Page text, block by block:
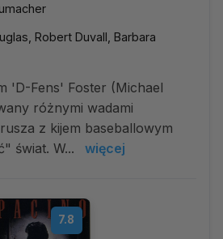
Robert Duvall, Barbara
'D-Fens' Foster (Michael
różnymi wadami
z kijem baseballowym
świat. W...
więcej
7.8